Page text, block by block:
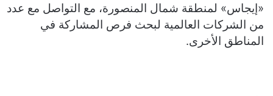
«إيجاس» لمنطقة شمال المنصورة، مع التواصل مع عدد
من الشركات العالمية لبحث فرص المشاركة في
المناطق الأخرى.